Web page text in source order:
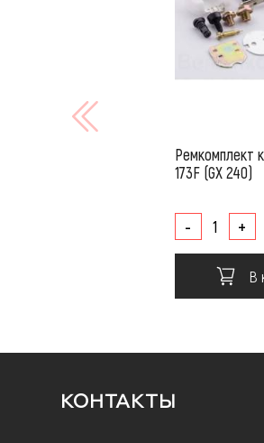
Ремкомплект
173F (GX 240)
- +
В
КОНТАКТЫ